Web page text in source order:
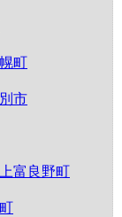
町
市
上富良野町